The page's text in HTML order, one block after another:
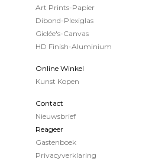
Art Prints-Papier
Dibond-Plexiglas
Giclée's-Canvas
HD Finish-Aluminium
Online Winkel
Kunst Kopen
Contact
Nieuwsbrief
Reageer
Gastenboek
Privacyverklaring